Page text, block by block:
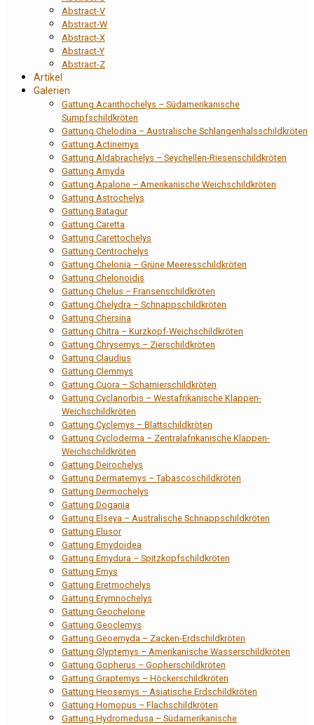
Abstract-V
Abstract-W
Abstract-X
Abstract-Y
Abstract-Z
Artikel
Galerien
Gattung Acanthochelys – Südamerikanische
Sumpfschildkröten
Gattung Chelodina – Australische Schlangenhalsschildkröten
Gattung Actinemys
Gattung Aldabrachelys – Seychellen-Riesenschildkröten
Gattung Amyda
Gattung Apalone – Amerikanische Weichschildkröten
Gattung Astrochelys
Gattung Batagur
Gattung Caretta
Gattung Carettochelys
Gattung Centrochelys
Gattung Chelonia – Grüne Meeresschildkröten
Gattung Chelonoidis
Gattung Chelus – Fransenschildkröten
Gattung Chelydra – Schnappschildkröten
Gattung Chersina
Gattung Chitra – Kurzkopf-Weichschildkröten
Gattung Chrysemys – Zierschildkröten
Gattung Claudius
Gattung Clemmys
Gattung Cuora – Scharnierschildkröten
Gattung Cyclanorbis – Westafrikanische Klappen-
Weichschildkröten
Gattung Cyclemys – Blattschildkröten
Gattung Cycloderma – Zentralafrikanische Klappen-
Weichschildkröten
Gattung Deirochelys
Gattung Dermatemys – Tabascoschildkröten
Gattung Dermochelys
Gattung Dogania
Gattung Elseya – Australische Schnappschildkröten
Gattung Elusor
Gattung Emydoidea
Gattung Emydura – Spitzkopfschildkröten
Gattung Emys
Gattung Eretmochelys
Gattung Erymnochelys
Gattung Geochelone
Gattung Geoclemys
Gattung Geoemyda – Zacken-Erdschildkröten
Gattung Glyptemys – Amerikanische Wasserschildkröten
Gattung Gopherus – Gopherschildkröten
Gattung Graptemys – Höckerschildkröten
Gattung Heosemys – Asiatische Erdschildkröten
Gattung Homopus – Flachschildkröten
Gattung Hydromedusa – Südamerikanische